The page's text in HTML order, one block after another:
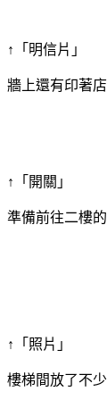
↑「明信片」
牆上還有印著
↑「開關」
準備前往二樓
↑「照片」
樓梯間放了不